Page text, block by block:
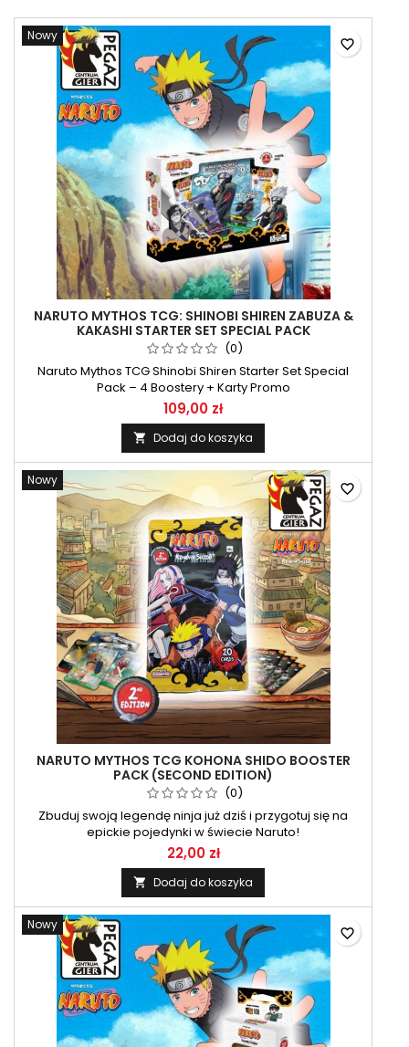
Nowy
NARUTO MYTHOS TCG: SHINOBI SHIREN ZABUZA &
KAKASHI STARTER SET SPECIAL PACK
(0)
Naruto Mythos TCG Shinobi Shiren Starter Set Special
Pack – 4 Boostery + Karty Promo
109,00 zł
 Dodaj do koszyka
favorite_border
Nowy
NARUTO MYTHOS TCG KOHONA SHIDO BOOSTER
PACK (SECOND EDITION)
(0)
Zbuduj swoją legendę ninja już dziś i przygotuj się na
epickie pojedynki w świecie Naruto!
22,00 zł
 Dodaj do koszyka
favorite_border
Nowy
favorite_border